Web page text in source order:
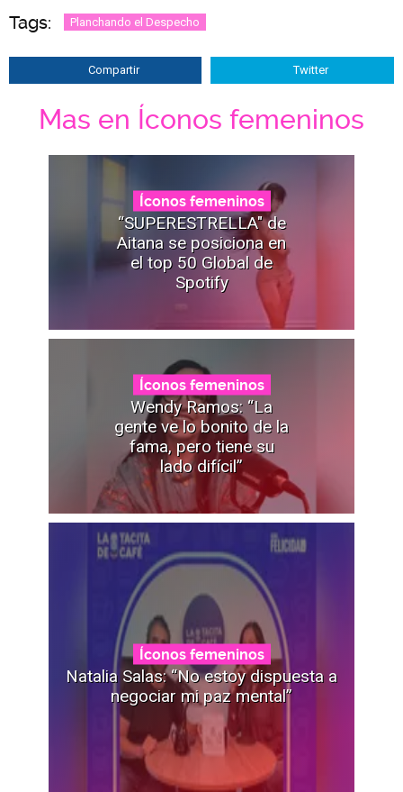
Tags: Planchando el Despecho
Compartir Twitter
Mas en Íconos femeninos
Íconos femeninos
“SUPERESTRELLA" de
Aitana se posiciona en
el top 50 Global de
Spotify
Íconos femeninos
Wendy Ramos: “La
gente ve lo bonito de la
fama, pero tiene su
lado difícil”
Íconos femeninos
Natalia Salas: “No estoy dispuesta a
negociar mi paz mental”